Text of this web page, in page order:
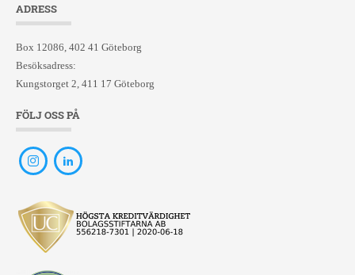
ADRESS
Box 12086, 402 41 Göteborg
Besöksadress:
Kungstorget 2, 411 17 Göteborg
FÖLJ OSS PÅ